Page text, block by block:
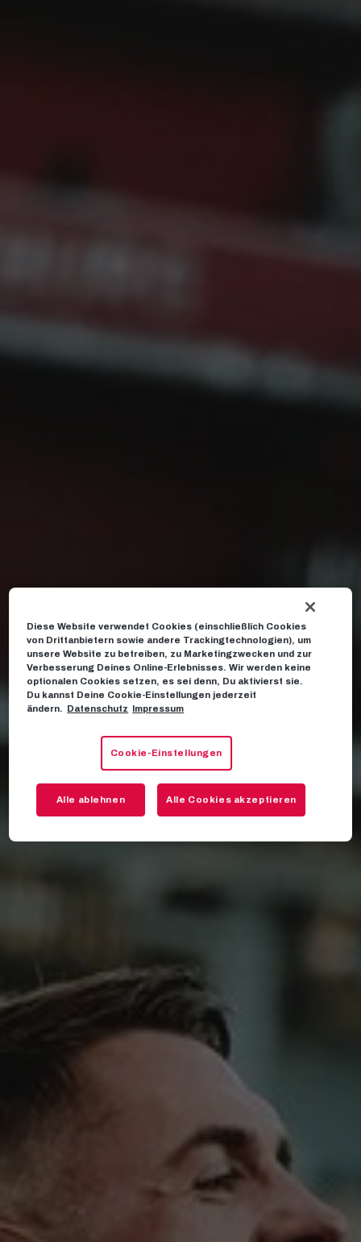
Diese Website verwendet Cookies (einschließlich Cookies
von Drittanbietern sowie andere Trackingtechnologien), um
unsere Website zu betreiben, zu Marketingzwecken und zur
Verbesserung Deines Online-Erlebnisses. Wir werden keine
optionalen Cookies setzen, es sei denn, Du aktivierst sie.
Du kannst Deine Cookie-Einstellungen jederzeit
ändern. Datenschutz Impressum
Cookie-Einstellungen
Alle ablehnen Alle Cookies akzeptieren